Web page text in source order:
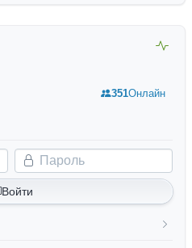
Пароль
Войти
351Онлайн